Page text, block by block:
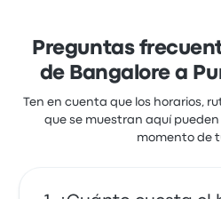
Preguntas
de Bangalore a
Ten en cuenta que los horarios,
que se muestran aquí
momento de